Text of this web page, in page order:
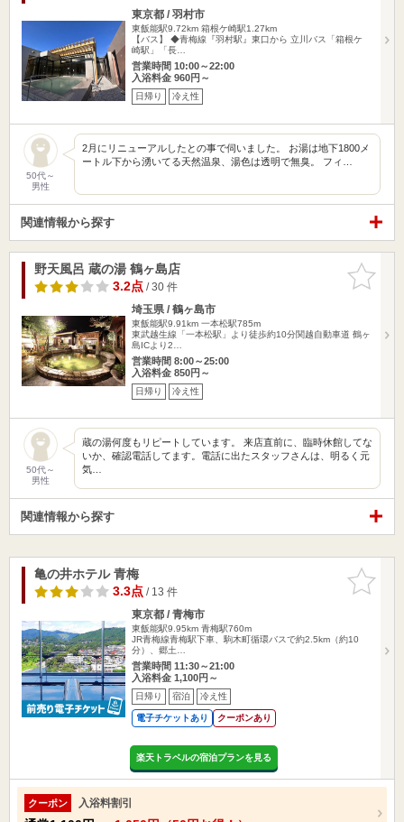
東京都 / 羽村市
東飯能駅9.72km 箱根ケ崎駅1.27km
【バス】 ◆青梅線『羽村駅』東口から 立川バス「箱根ケ
崎駅」「長…
営業時間 10:00～22:00
入浴料金 960円～
日帰り 冷え性
50代～
男性
2月にリニューアルしたとの事で伺いました。 お湯は地下1800メ
ートル下から湧いてる天然温泉、湯色は透明で無臭。 フィ…
関連情報から探す
お気に入
りに追加
野天風呂 蔵の湯 鶴ヶ島店
3.2点/ 30 件
埼玉県 / 鶴ヶ島市
東飯能駅9.91km 一本松駅785m
東武越生線「一本松駅」より徒歩約10分関越自動車道 鶴ヶ
島ICより2…
営業時間 8:00～25:00
入浴料金 850円～
日帰り 冷え性
50代～
男性
蔵の湯何度もリピートしています。 来店直前に、臨時休館してな
いか、確認電話してます。電話に出たスタッフさんは、明るく元
気…
関連情報から探す
お気に入
りに追加
亀の井ホテル 青梅
3.3点/ 13 件
東京都 / 青梅市
東飯能駅9.95km 青梅駅760m
JR青梅線青梅駅下車、駒木町循環バスで約2.5km（約10
分）、郷土…
営業時間 11:30～21:00
入浴料金 1,100円～
日帰り 宿泊 冷え性
電子チケットあり クーポンあり
楽天トラベルの宿泊プランを見る
クーポン 入浴料割引